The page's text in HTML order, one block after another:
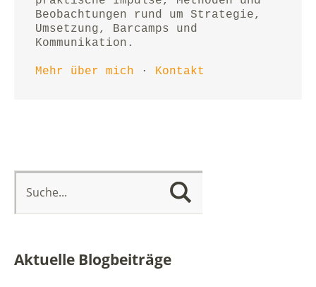
Beobachtungen rund um Strategie,
Umsetzung, Barcamps und
Kommunikation.
Mehr über mich · Kontakt
Aktuelle Blogbeiträge